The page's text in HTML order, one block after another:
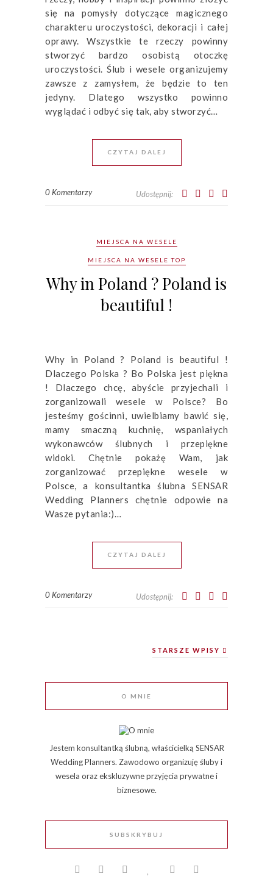
się na pomysły dotyczące magicznego
charakteru uroczystości, dekoracji i całej
oprawy. Wszystkie te rzeczy powinny
stworzyć bardzo osobistą otoczkę
uroczystości. Ślub i wesele organizujemy
zawsze z zamysłem, że będzie to ten
jedyny. Dlatego wszystko powinno
wyglądać i odbyć się tak, aby stworzyć…
CZYTAJ DALEJ
0 Komentarzy Udostępnij:
MIEJSCA NA WESELE
MIEJSCA NA WESELE TOP
Why in Poland ? Poland is
beautiful !
Why in Poland ? Poland is beautiful !
Dlaczego Polska ? Bo Polska jest piękna
! Dlaczego chcę, abyście przyjechali i
zorganizowali wesele w Polsce? Bo
jesteśmy gościnni, uwielbiamy bawić się,
mamy smaczną kuchnię, wspaniałych
wykonawców ślubnych i przepiękne
widoki. Chętnie pokażę Wam, jak
zorganizować przepiękne wesele w
Polsce, a konsultantka ślubna SENSAR
Wedding Planners chętnie odpowie na
Wasze pytania:)…
CZYTAJ DALEJ
0 Komentarzy Udostępnij:
STARSZE WPISY
O MNIE
Jestem konsultantką ślubną, właścicielką SENSAR
Wedding Planners. Zawodowo organizuję śluby i
wesela oraz ekskluzywne przyjęcia prywatne i
biznesowe.
SUBSKRYBUJ